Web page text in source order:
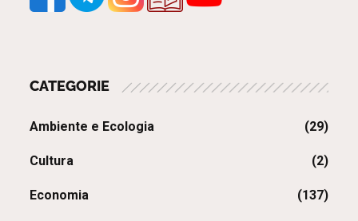
CATEGORIE
Ambiente e Ecologia (29)
Cultura (2)
Economia (137)